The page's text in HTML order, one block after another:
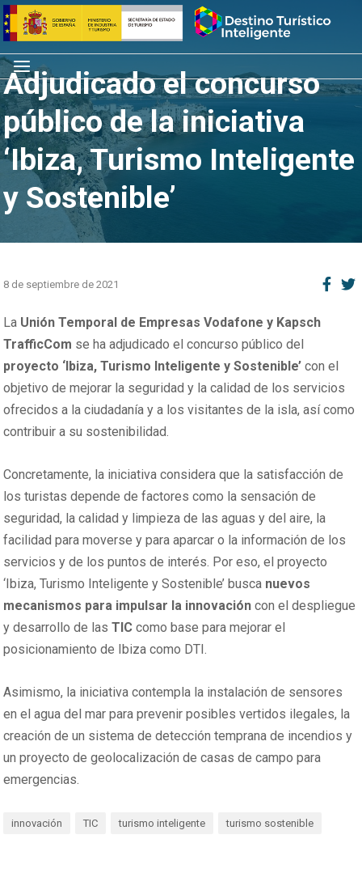
Saltar
al
contenido
Inicio
Menú
Adjudicado el concurso
público de la iniciativa
‘Ibiza, Turismo Inteligente
y Sostenible’
8 de septiembre de 2021
La Unión Temporal de Empresas Vodafone y Kapsch
TrafficCom se ha adjudicado el concurso público del
proyecto ‘Ibiza, Turismo Inteligente y Sostenible’ con el
objetivo de mejorar la seguridad y la calidad de los servicios
ofrecidos a la ciudadanía y a los visitantes de la isla, así como
contribuir a su sostenibilidad.
Concretamente, la iniciativa considera que la satisfacción de
los turistas depende de factores como la sensación de
seguridad, la calidad y limpieza de las aguas y del aire, la
facilidad para moverse y para aparcar o la información de los
servicios y de los puntos de interés. Por eso, el proyecto
‘Ibiza, Turismo Inteligente y Sostenible’ busca nuevos
mecanismos para impulsar la innovación con el despliegue
y desarrollo de lasTIC como base para mejorar el
posicionamiento de Ibiza como DTI.
Asimismo, la iniciativa contempla la instalación de sensores
en el agua del mar para prevenir posibles vertidos ilegales, la
creación de un sistema de detección temprana de incendios y
un proyecto de geolocalización de casas de campo para
emergencias.
innovación TIC turismo inteligente turismo sostenible